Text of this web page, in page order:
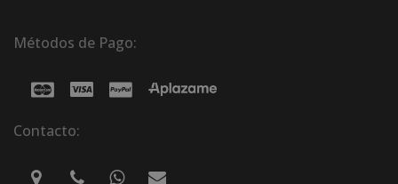
Métodos de Pago:
Contacto: